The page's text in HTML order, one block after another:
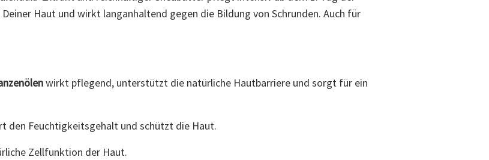
Haut und wirkt langanhaltend gegen die Bildung von Schrunden. Auch für
wirkt pflegend, unterstützt die natürliche Hautbarriere und sorgt für ein
den Feuchtigkeitsgehalt und schützt die Haut.
Zellfunktion der Haut.